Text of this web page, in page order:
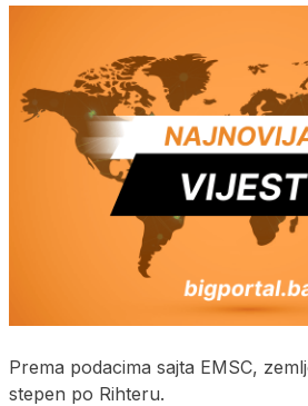
Prema podacima sajta EMSC,
stepen po Rihteru.